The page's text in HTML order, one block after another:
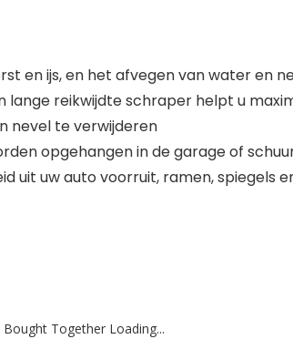
en ijs, en het afvegen van water en
lange reikwijdte schraper helpt u
nevel te verwijderen
opgehangen in de garage of
uit uw auto voorruit, ramen, spiegels
Bought Together Loading...